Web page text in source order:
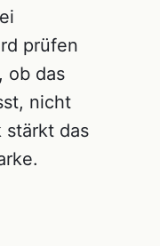
prüfen
ob das
nicht
stärkt das